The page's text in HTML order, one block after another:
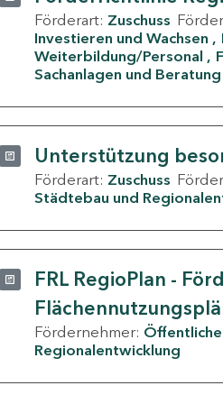
Förderart: Zuschuss
Investieren und Wachsen
Weiterbildung/Personal
Sachanlagen und Beratung
Unterstützung
Förderart: Zuschuss
Städtebau und
FRL RegioPlan -
Fördernehmer:
Regionalentwicklung